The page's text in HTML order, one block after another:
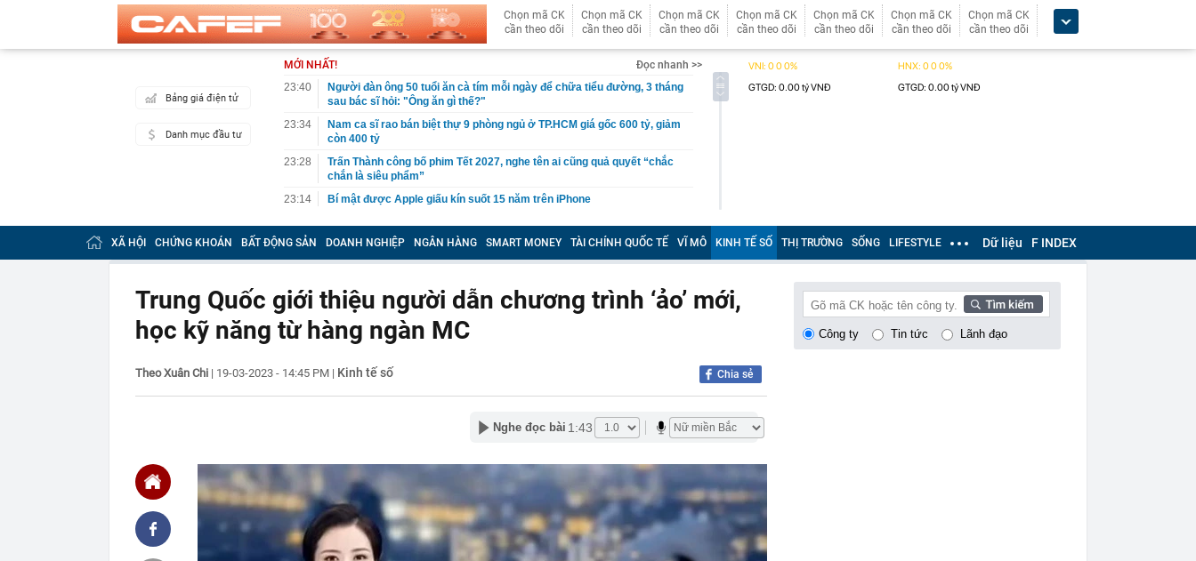
Chọn mã CK
cần theo dõi
Chọn mã CK
cần theo dõi
Chọn mã CK
cần theo dõi
Chọn mã CK
cần theo dõi
Chọn mã CK
cần theo dõi
Chọn mã CK
cần theo dõi
Chọn mã CK
cần theo dõi
Bảng giá điện tử
Danh mục đầu tư
MỚI NHẤT!
Đọc nhanh >>
23:40
Người đàn ông 50 tuổi ăn cà tím mỗi ngày để chữa tiểu đường, 3 tháng
sau bác sĩ hỏi: "Ông ăn gì thế?"
23:34
Nam ca sĩ rao bán biệt thự 9 phòng ngủ ở TP.HCM giá gốc 600 tỷ, giảm
còn 400 tỷ
23:28
Trấn Thành công bố phim Tết 2027, nghe tên ai cũng quả quyết “chắc
chắn là siêu phẩm”
23:14
Bí mật được Apple giấu kín suốt 15 năm trên iPhone
22:56
Vì sao ngày càng nhiều gia đình không còn phơi quần áo ở ban công?
Vài mét vuông ngoài trời đang được dùng theo 1 cách rất khác
22:48
5 LOẠI rau quen thuộc có khả năng tích tụ kim loại nặng, người Việt
22:28
CHÍNH THỨC: Lịch đi học trở lại của học sinh 34 tỉnh, thành phố sau kỳ
nghỉ hè
22:25
Vì sao đồ ăn Việt hầu như món nào cũng có hành lá?
huynh - giáo viên gắn bó khăng khít, con trẻ được hưởng lợi!
22:03
Ukraine tập kích Crimea, phá hủy hệ thống phòng không 15 triệu USD
Nam NSND, Giám đốc Nhà hát Chèo Quân đội mua ô tô tặng sinh nhật
Một ô tô biển 29A "dính" gần 100 lần phạt nguội do chạy quá tốc độ quy
định: Riêng tháng 7/2026 vi phạm 21 lần
21:37
Tổng thống Trump bực bội vì lộ tin về kho đạn dược Mỹ
21:35
Du khách Tây: Không khí tập thể dục sáng ở Việt Nam 'có tính gây
nghiện rất cao'
XÃ HỘI CHỨNG KHOÁN BẤT ĐỘNG SẢN DOANH NGHIỆP NGÂN HÀNG SMART MONEY TÀI CHÍNH QUỐC TẾ VĨ MÔ KINH TẾ SỐ THỊ TRƯỜNG SỐNG LIFESTYLE Dữ liệu F INDEX
Trung Quốc giới thiệu người dẫn chương trình ‘ảo’ mới,
học kỹ năng từ hàng ngàn MC
Theo Xuân Chi | 19-03-2023 - 14:45 PM | Kinh tế số Chia sẻ
Nghe đọc bài 1:43
Công ty Tin tức Lãnh đạo